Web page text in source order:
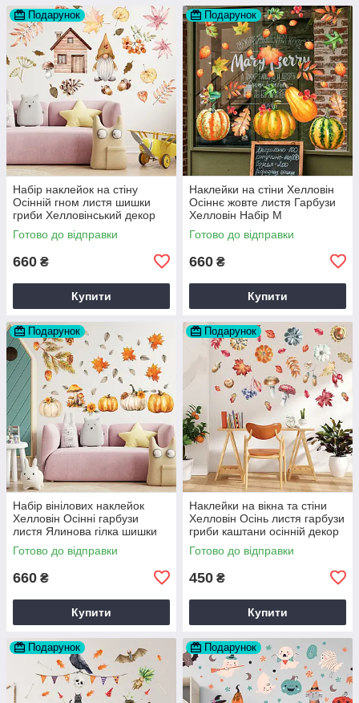
Подарунок
Набір наклейок на стіну
Осінній гном листя шишки
гриби Хелловінський декор
Набір М 1100х500мм матова
Готово до відправки
660 ₴
Купити
Подарунок
Наклейки на стіни Хелловін
Осіннє жовте листя Гарбузи
Хелловін Набір М
1100х500мм матова
Готово до відправки
660 ₴
Купити
Подарунок
Набір вінілових наклейок
Хелловін Осінні гарбузи
листя Ялинова гілка шишки
Набір М 1100х500мм матова
Готово до відправки
660 ₴
Купити
Подарунок
Наклейки на вікна та стіни
Хелловін Осінь листя гарбузи
гриби каштани осінній декор
Набір М 1000х500мм матова
Готово до відправки
450 ₴
Купити
Подарунок Подарунок